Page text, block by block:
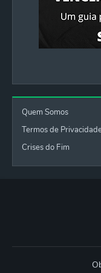
Quem Somos
Termos de
Crises do Fim